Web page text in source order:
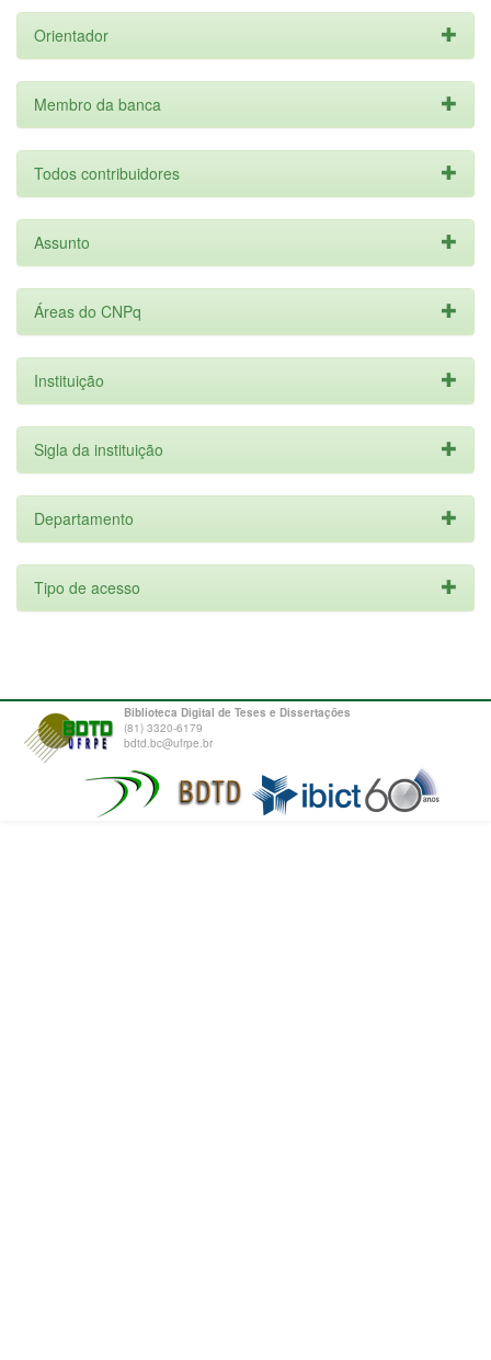
Orientador
Membro da banca
Todos contribuidores
Assunto
Áreas do CNPq
Instituição
Sigla da instituição
Departamento
Tipo de acesso
Biblioteca Digital de Teses e Dissertações
(81) 3320-6179
bdtd.bc@ufrpe.br